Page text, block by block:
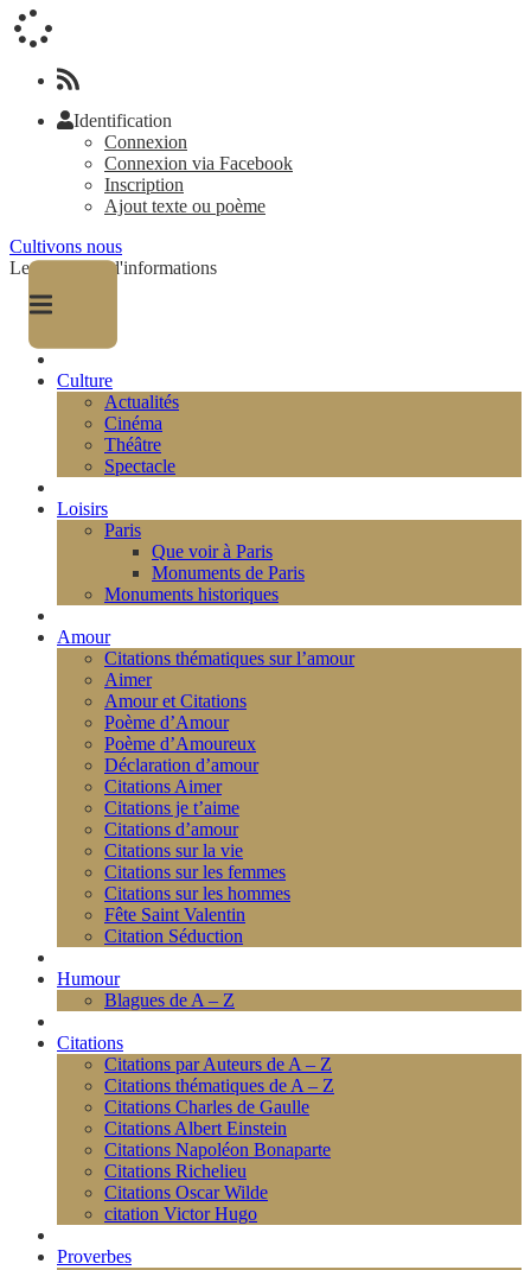
Identification
Connexion
Connexion via Facebook
Inscription
Ajout texte ou poème
Cultivons nous
Le magazine d'informations
Culture
Actualités
Cinéma
Théâtre
Spectacle
Loisirs
Paris
Que voir à Paris
Monuments de Paris
Monuments historiques
Amour
Citations thématiques sur l’amour
Aimer
Amour et Citations
Poème d’Amour
Poème d’Amoureux
Déclaration d’amour
Citations Aimer
Citations je t’aime
Citations d’amour
Citations sur la vie
Citations sur les femmes
Citations sur les hommes
Fête Saint Valentin
Citation Séduction
Humour
Blagues de A – Z
Citations
Citations par Auteurs de A – Z
Citations thématiques de A – Z
Citations Charles de Gaulle
Citations Albert Einstein
Citations Napoléon Bonaparte
Citations Richelieu
Citations Oscar Wilde
citation Victor Hugo
Proverbes